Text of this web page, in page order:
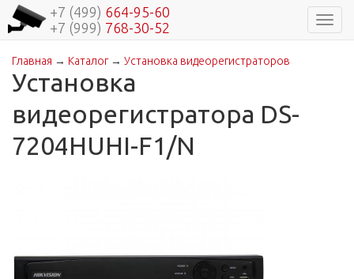
+7 (499) 664-95-60
+7 (999) 768-30-52
Вы здесь
Главная → Каталог→ Установка видеорегистраторов
Установка
видеорегистратора DS-
7204HUHI-F1/N